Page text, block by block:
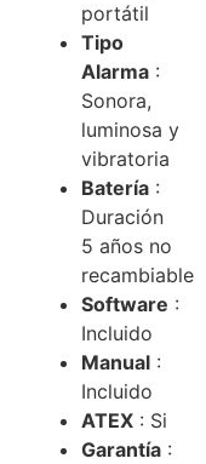
portátil
Tipo
Alarma :
Sonora,
luminosa y
vibratoria
Batería :
Duración
5 años no
recambiable
Software :
Incluido
Manual :
Incluido
ATEX : Si
Garantía :